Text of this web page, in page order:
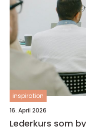
inspiration
16. April 2026
Lederkurs som